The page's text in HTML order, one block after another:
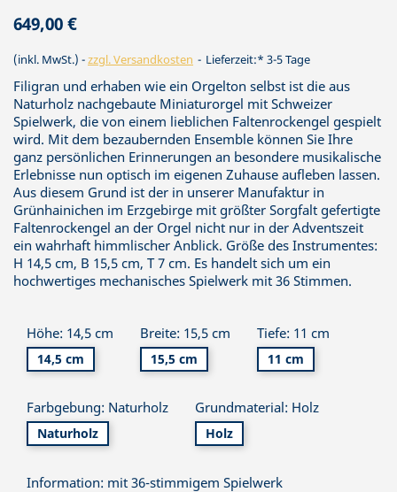
649,00 €
(inkl. MwSt.) zzgl. Versandkosten Lieferzeit:* 3-5 Tage
Filigran und erhaben wie ein Orgelton selbst ist die aus
Naturholz nachgebaute Miniaturorgel mit Schweizer
Spielwerk, die von einem lieblichen Faltenrockengel gespielt
wird. Mit dem bezaubernden Ensemble können Sie Ihre
ganz persönlichen Erinnerungen an besondere musikalische
Erlebnisse nun optisch im eigenen Zuhause aufleben lassen.
Aus diesem Grund ist der in unserer Manufaktur in
Grünhainichen im Erzgebirge mit größter Sorgfalt gefertigte
Faltenrockengel an der Orgel nicht nur in der Adventszeit
ein wahrhaft himmlischer Anblick. Größe des Instrumentes:
H 14,5 cm, B 15,5 cm, T 7 cm. Es handelt sich um ein
hochwertiges mechanisches Spielwerk mit 36 Stimmen.
Höhe: 14,5 cm
14,5 cm
Breite: 15,5 cm
15,5 cm
Tiefe: 11 cm
11 cm
Farbgebung: Naturholz
Naturholz
Grundmaterial: Holz
Holz
Information: mit 36-stimmigem Spielwerk